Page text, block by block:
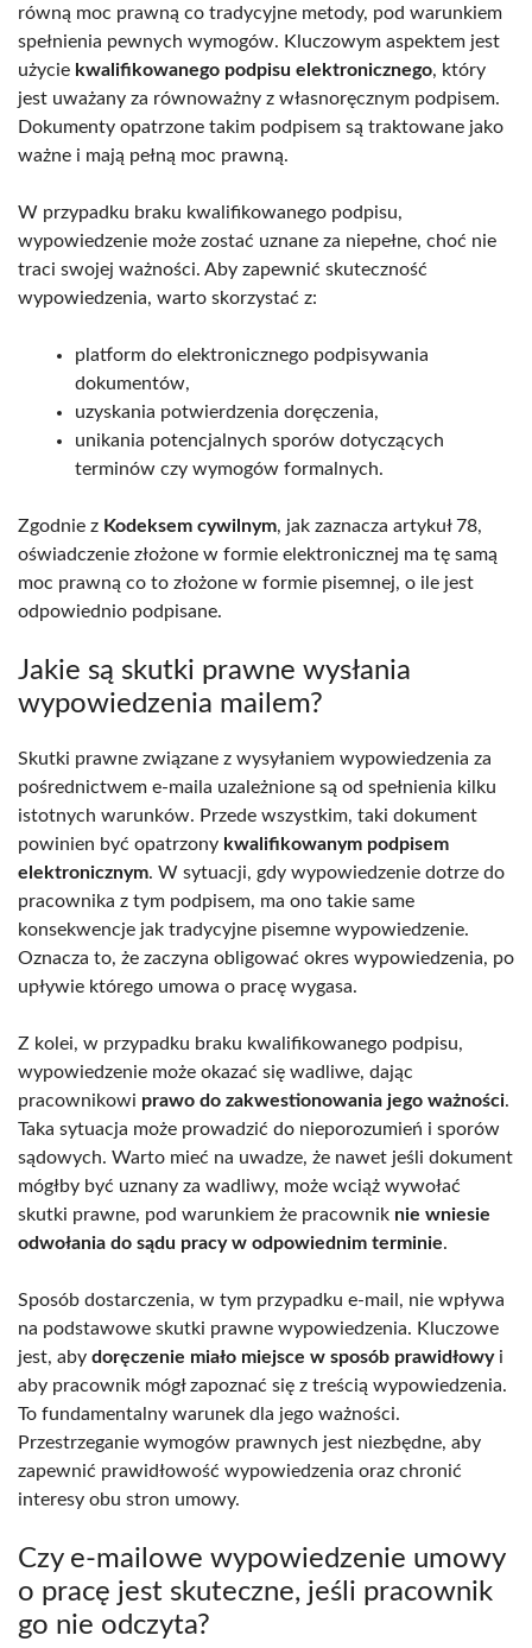
równą moc prawną co tradycyjne metody, pod warunkiem
spełnienia pewnych wymogów. Kluczowym aspektem jest
użycie kwalifikowanego podpisu elektronicznego, który
jest uważany za równoważny z własnoręcznym podpisem.
Dokumenty opatrzone takim podpisem są traktowane jako
ważne i mają pełną moc prawną.
W przypadku braku kwalifikowanego podpisu,
wypowiedzenie może zostać uznane za niepełne, choć nie
traci swojej ważności. Aby zapewnić skuteczność
wypowiedzenia, warto skorzystać z:
platform do elektronicznego podpisywania
dokumentów,
uzyskania potwierdzenia doręczenia,
unikania potencjalnych sporów dotyczących
terminów czy wymogów formalnych.
Zgodnie z Kodeksem cywilnym, jak zaznacza artykuł 78,
oświadczenie złożone w formie elektronicznej ma tę samą
moc prawną co to złożone w formie pisemnej, o ile jest
odpowiednio podpisane.
Jakie są skutki prawne wysłania
wypowiedzenia mailem?
Skutki prawne związane z wysyłaniem wypowiedzenia za
pośrednictwem e-maila uzależnione są od spełnienia kilku
istotnych warunków. Przede wszystkim, taki dokument
powinien być opatrzony kwalifikowanym podpisem
elektronicznym. W sytuacji, gdy wypowiedzenie dotrze do
pracownika z tym podpisem, ma ono takie same
konsekwencje jak tradycyjne pisemne wypowiedzenie.
Oznacza to, że zaczyna obligować okres wypowiedzenia, po
upływie którego umowa o pracę wygasa.
Z kolei, w przypadku braku kwalifikowanego podpisu,
wypowiedzenie może okazać się wadliwe, dając
pracownikowi prawo do zakwestionowania jego ważności.
Taka sytuacja może prowadzić do nieporozumień i sporów
sądowych. Warto mieć na uwadze, że nawet jeśli dokument
mógłby być uznany za wadliwy, może wciąż wywołać
skutki prawne, pod warunkiem że pracownik nie wniesie
odwołania do sądu pracy w odpowiednim terminie.
Sposób dostarczenia, w tym przypadku e-mail, nie wpływa
na podstawowe skutki prawne wypowiedzenia. Kluczowe
jest, aby doręczenie miało miejsce w sposób prawidłowyi
aby pracownik mógł zapoznać się z treścią wypowiedzenia.
To fundamentalny warunek dla jego ważności.
Przestrzeganie wymogów prawnych jest niezbędne, aby
zapewnić prawidłowość wypowiedzenia oraz chronić
interesy obu stron umowy.
Czy e-mailowe wypowiedzenie umowy
o pracę jest skuteczne, jeśli pracownik
go nie odczyta?